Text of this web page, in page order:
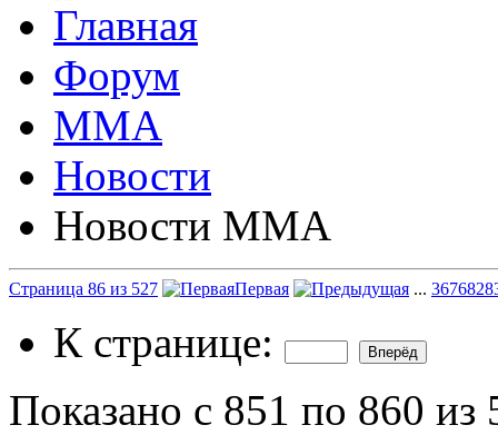
Форум
ММА
Новости
Новости ММА
Страница 86 из 527 Первая ... 367682
К странице:
Показано с 851 по 860 из